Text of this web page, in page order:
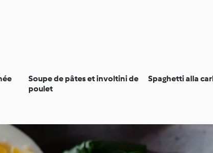
Soupe de pâtes et involtini de
poulet
Spaghetti alla